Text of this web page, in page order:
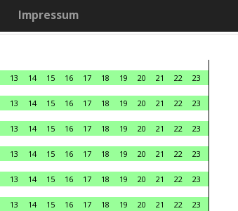
Impressum
13 14 15 16 17 18 19 20 21 22
23
13 14 15 16 17 18 19 20 21 22
23
13 14 15 16 17 18 19 20 21 22
23
13 14 15 16 17 18 19 20 21 22
23
13 14 15 16 17 18 19 20 21 22
23
13 14 15 16 17 18 19 20 21 22
23